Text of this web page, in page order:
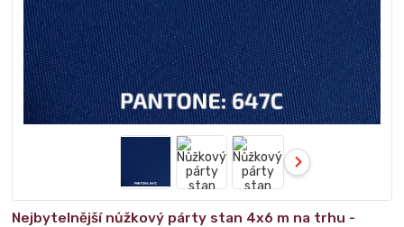
Nejbytelnější nůžkový párty stan 4x6 m na trhu -